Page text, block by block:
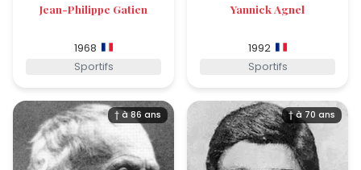
Jean-Philippe Gatien
1968
Sportifs
Yannick Agnel
1992
Sportifs
† à 86 ans † à 70 ans